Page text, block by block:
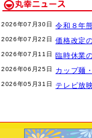
伊勢丹 浦和店 7階＝催
＝大九州展＝
【期 間】 平成２５
【イートイン営業時間】
イートインコーナーにて
お持ち帰りラーメンの販
2026年07月30日 令和８年
2026年07月22日 価格改定
2026年07月11日 臨時休業
2026年06月25日 カップ麺
2026年05月31日
テレビ放